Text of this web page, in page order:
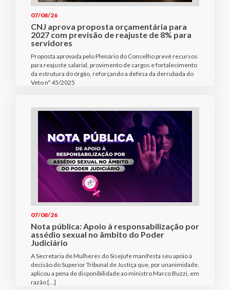
07/08/26
CNJ aprova proposta orçamentária para
2027 com previsão de reajuste de 8% para
servidores
Proposta aprovada pelo Plenário do Conselho prevê recursos
para reajuste salarial, provimento de cargos e fortalecimento
da estrutura do órgão, reforçando a defesa da derrubada do
Veto nº 45/2025
07/08/26
Nota pública: Apoio à responsabilização por
assédio sexual no âmbito do Poder
Judiciário
A Secretaria de Mulheres do Sisejufe manifesta seu apoio à
decisão do Superior Tribunal de Justiça que, por unanimidade,
aplicou a pena de disponibilidade ao ministro Marco Buzzi, em
razão […]